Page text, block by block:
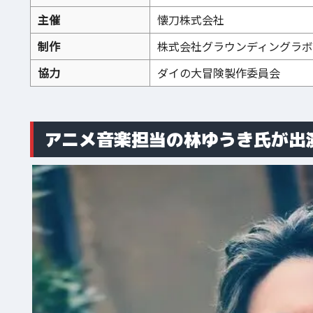
主催
懐刀株式会社
制作
株式会社グラウンディングラボ
協力
ダイの大冒険製作委員会
アニメ音楽担当の林ゆうき氏が出